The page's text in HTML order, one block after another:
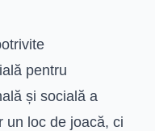
pentru
și socială a
un loc de joacă, ci